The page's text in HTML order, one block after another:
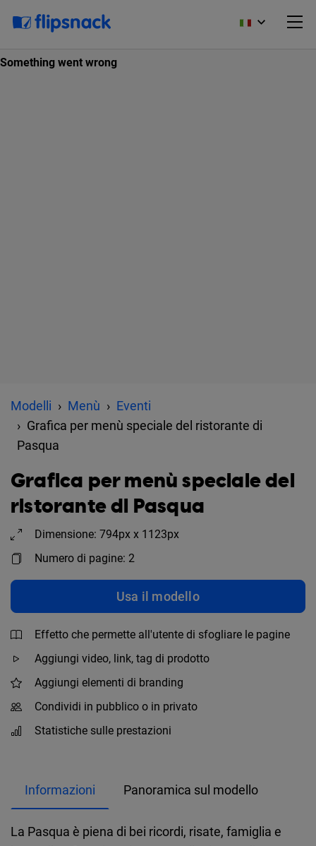
Modelli Menù
Eventi
Grafica per menù speciale del ristorante di
Pasqua
Grafica per menù speciale del
ristorante di Pasqua
Dimensione: 794px x 1123px
Numero di pagine: 2
Usa il modello
Effetto che permette all'utente di sfogliare le pagine
Aggiungi video, link, tag di prodotto
Aggiungi elementi di branding
Condividi in pubblico o in privato
Statistiche sulle prestazioni
Informazioni Panoramica sul modello
La Pasqua è piena di bei ricordi, risate, famiglia e